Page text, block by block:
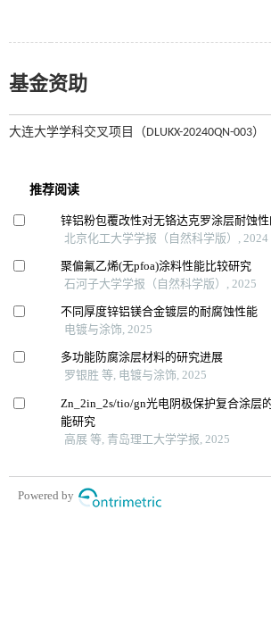
基金资助
大连大学学科交叉项目（DLUKX-20240QN-003）